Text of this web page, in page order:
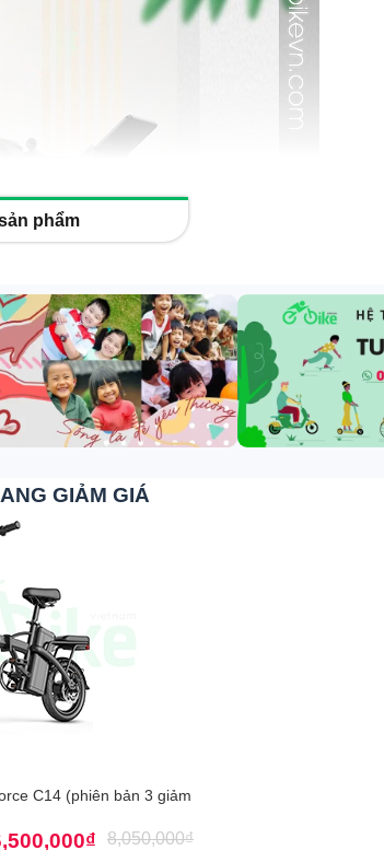
phẩm
GIẢM GIÁ
C14 (phiên bản 3 giảm
8,050,000₫
₫